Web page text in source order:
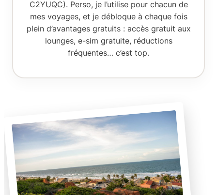
C2YUQC). Perso, je l’utilise pour chacun de
mes voyages, et je débloque à chaque fois
plein d’avantages gratuits : accès gratuit aux
lounges, e-sim gratuite, réductions
fréquentes… c’est top.